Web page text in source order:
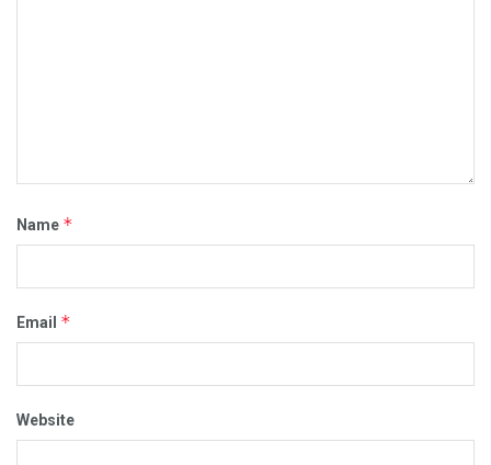
Name *
Email *
Website